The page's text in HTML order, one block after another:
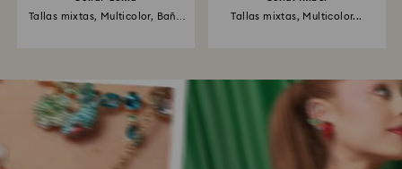
Tallas mixtas, Multicolor, Baño
Tallas mixtas, Multicolor...